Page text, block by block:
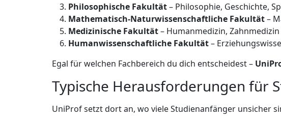
Philosophische Fakultät– Philosophie, Geschichte,
Mathematisch-Naturwissenschaftliche Fakultät–
Medizinische Fakultät– Humanmedizin, Zahnmedizin
Humanwissenschaftliche Fakultät–
Egal für welchen Fachbereich du dich entscheidest –
Typische Herausforderungen für
UniProf setzt dort an, wo viele Studienanfänger unsicher